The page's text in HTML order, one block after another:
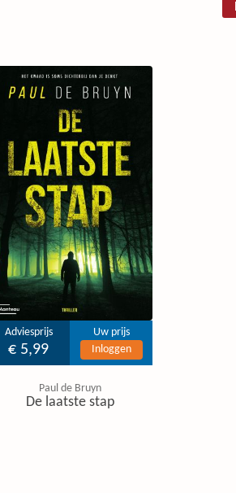
Adviesprijs
€ 5,99
Uw prijs
Inloggen
Paul de Bruyn
De laatste stap